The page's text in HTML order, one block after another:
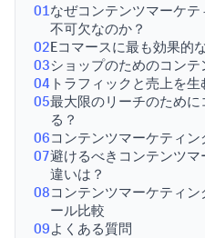
01なぜコンテンツマーケ
不可欠なのか？
02Eコマースに最も効果的
03ショップのためのコン
04 トラフィックと売上を
05最大限のリーチのため
る？
06コンテンツマーケティン
07避けるべきコンテンツ
違いは？
08コンテンツマーケティ
ール比較
09よくある質問